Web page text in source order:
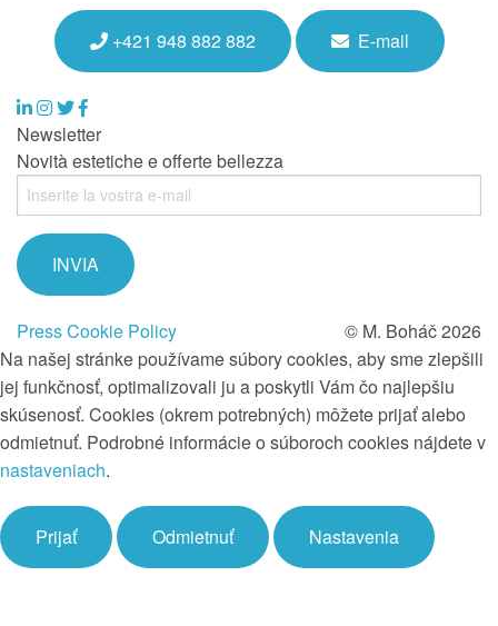
+421 948 882 882 E-mail
Newsletter
Novità estetiche e offerte bellezza
PressCookie Policy
© M. Boháč 2026
Na našej stránke používame súbory cookies, aby sme zlepšili
jej funkčnosť, optimalizovali ju a poskytli Vám čo najlepšiu
skúsenosť. Cookies (okrem potrebných) môžete prijať alebo
odmietnuť. Podrobné informácie o súboroch cookies nájdete v
nastaveniach.
Prijať Odmietnuť Nastavenia